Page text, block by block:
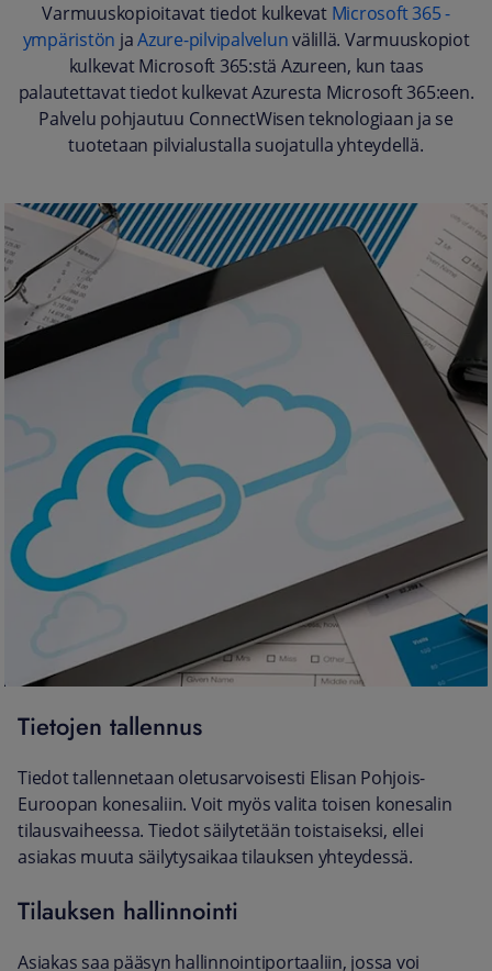
Varmuuskopioitavat tiedot kulkevat Microsoft 365 -
ympäristön jaAzure-pilvipalvelunvälillä. Varmuuskopiot
kulkevat Microsoft 365:stä Azureen, kun taas
palautettavat tiedot kulkevat Azuresta Microsoft 365:een.
Palvelu pohjautuu ConnectWisen teknologiaan ja se
tuotetaan pilvialustalla suojatulla yhteydellä.
Tietojen tallennus
Tiedot tallennetaan oletusarvoisesti Elisan Pohjois-
Euroopan konesaliin. Voit myös valita toisen konesalin
tilausvaiheessa. Tiedot säilytetään toistaiseksi, ellei
asiakas muuta säilytysaikaa tilauksen yhteydessä.
Tilauksen hallinnointi
Asiakas saa pääsyn hallinnointiportaaliin, jossa voi